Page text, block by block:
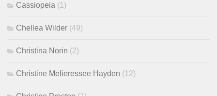
Cassiopeia (1)
Chellea Wilder (49)
Christina Norin (2)
Christine Melieressee Hayden (12)